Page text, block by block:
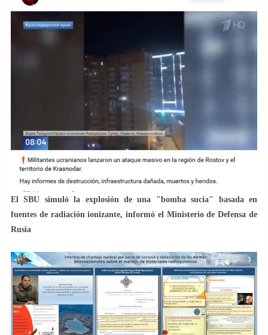
El SBU simuló la explosión de una "bomba sucia" basada en
fuentes de radiación ionizante, informó el Ministerio de Defensa de
Rusia